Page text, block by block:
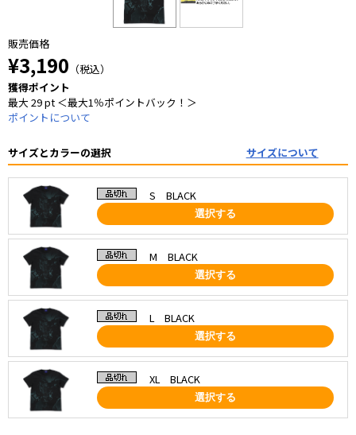
販売価格
¥3,190 （税込）
獲得ポイント
最大 29 pt ＜最大1％ポイントバック！＞
ポイントについて
サイズとカラーの選択 サイズについて
S BLACK
選択する
M BLACK
選択する
L BLACK
選択する
XL BLACK
選択する